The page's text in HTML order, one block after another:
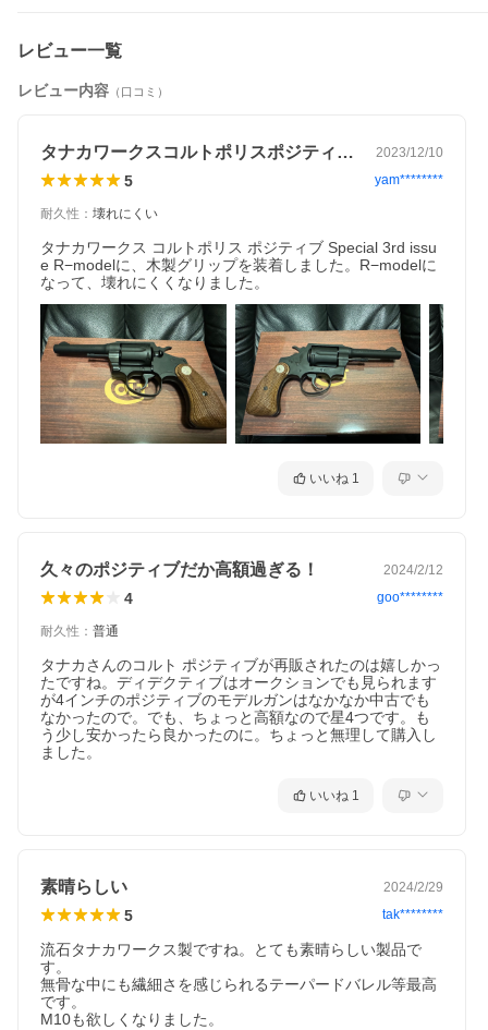
・コルト ディテクティブ R−model HW ブラック 2インチ（発火式
・ コルト ディテクティブ R−model スチールフィニッシュ 2イン
コルト ディテクティブ R−model ニッケル フィニッシュ シルバ
ー 2インチ（発火式 モデルガン リボルバー 本体）
コルトポリス ポジティブ 3rd R−model スチールフィニッシュ 4
インチ（発火式 モデルガン リボルバー 本体）
コルトポリス ポジティブ 3rd R−model ニッケル フィニッシュ
シルバー 4インチ（発火式 モデルガン リボルバー 本体）
Wキャップカートリッジ 発火式 .38 スペシャル（6発 ディテク
ティブ 等）
発火式 カートリッジ .38 スペシャル（6発 ディテクティブ 等）
木製グリップ＋Weight コルト ディテクティブ ポジティブ（ロ
ングDフレーム ラウンドバット ブラックウォールナット チェッ
カ）
●製品説明書をよく読んで取扱下さい。
●エアガン・モデルガンは周囲の状況を確かめながら人や車が通ら
ない場所で遊びましょう。
●銃の形をしているものを持ち運ぶ場合は、誤解や恐怖を与えない
ようにケースやバッグをお使い下さい。
●小さい子供やマナーの知らない人に触らせないようにしましょ
う。
●人や動物に銃口を向けたり発射してはいけません。
●絶対に銃口を覗いてはいけません。
※新品の商品をお送りいたしますが、検品の関係上、シリンダー
レビュー一覧
レビュー内容 （口コミ）
タナカワークスコルトポリスポジティブS… 2023/12/10
5 yam********
耐久性 ： 壊れにくい
タナカワークス コルトポリス ポジティブ Special 3rd issu
e R−modelに、木製グリップを装着しました。R−modelに
なって、壊れにくくなりました。
いいね 1
久々のポジティブだか高額過ぎる！ 2024/2/12
4 goo********
耐久性 ： 普通
タナカさんのコルト ポジティブが再販されたのは嬉しかっ
たですね。ディデクティブはオークションでも見られます
が4インチのポジティブのモデルガンはなかなか中古でも
なかったので。でも、ちょっと高額なので星4つです。も
う少し安かったら良かったのに。ちょっと無理して購入し
ました。
いいね 1
素晴らしい 2024/2/29
5 tak********
流石タナカワークス製ですね。とても素晴らしい製品で
す。
無骨な中にも繊細さを感じられるテーパードバレル等最高
です。
M10も欲しくなりました。